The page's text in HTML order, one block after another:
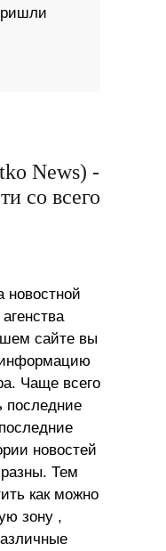
News) -
со всего
новостной
сайте вы
информацию
Чаще всего
последние
новостей
Тем
как можно
зону ,